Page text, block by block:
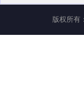
版权所有